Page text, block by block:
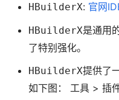
HBuilderX: 官网
HBuilderX是通用
了特别强化。
HBuilderX提供了
如下图： 工具 > 插